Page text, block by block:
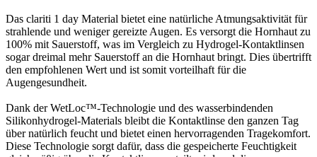
Das clariti 1 day Material bietet eine natürliche Atmungsaktivität für
strahlende und weniger gereizte Augen. Es versorgt die Hornhaut zu
100% mit Sauerstoff, was im Vergleich zu Hydrogel-Kontaktlinsen
sogar dreimal mehr Sauerstoff an die Hornhaut bringt. Dies übertrifft
den empfohlenen Wert und ist somit vorteilhaft für die
Augengesundheit.
Dank der WetLoc™-Technologie und des wasserbindenden
Silikonhydrogel-Materials bleibt die Kontaktlinse den ganzen Tag
über natürlich feucht und bietet einen hervorragenden Tragekomfort.
Diese Technologie sorgt dafür, dass die gespeicherte Feuchtigkeit